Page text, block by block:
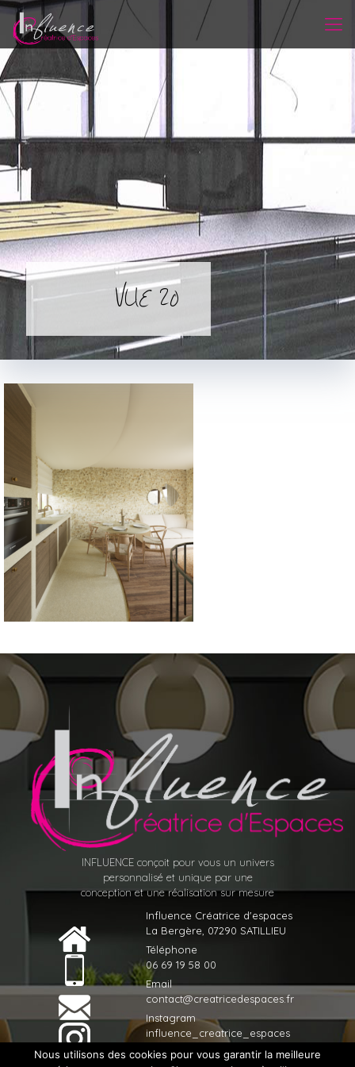
VUE 20
INFLUENCE conçoit pour vous un univers
personnalisé et unique par une
conception et une réalisation sur mesure
Influence Créatrice d'espaces
La Bergère, 07290 SATILLIEU
Téléphone
06 69 19 58 00
Email
contact@creatricedespaces.fr
Instagram
influence_creatrice_espaces
Nous utilisons des cookies pour vous garantir la meilleure